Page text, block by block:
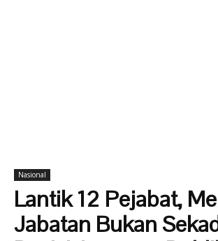
Nasional
Lantik 12 Pejabat,
Jabatan Bukan